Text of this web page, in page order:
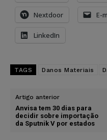
Nextdoor E-
LinkedIn
TAGS Danos Materiais
Artigo anterior
Anvisa tem 30 dias para
decidir sobre importação
da Sputnik V por estados